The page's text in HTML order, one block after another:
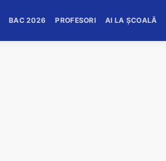
BAC 2026 PROFESORI AI LA ȘCOALĂ